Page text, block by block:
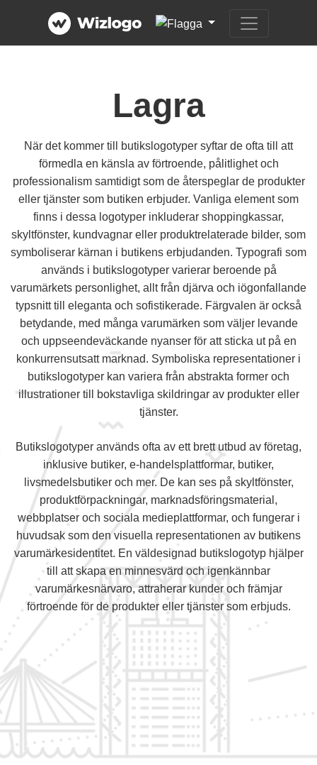
Lagra
När det kommer till butikslogotyper syftar de ofta till att
förmedla en känsla av förtroende, pålitlighet och
professionalism samtidigt som de återspeglar de produkter
eller tjänster som butiken erbjuder. Vanliga element som
finns i dessa logotyper inkluderar shoppingkassar,
skyltfönster, kundvagnar eller produktrelaterade bilder, som
symboliserar kärnan i butikens erbjudanden. Typografi som
används i butikslogotyper varierar beroende på
varumärkets personlighet, allt från djärva och iögonfallande
typsnitt till eleganta och sofistikerade. Färgvalen är också
betydande, med många varumärken som väljer levande
och uppseendeväckande nyanser för att sticka ut på en
konkurrensutsatt marknad. Symboliska representationer i
butikslogotyper kan variera från abstrakta former och
illustrationer till bokstavliga skildringar av produkter eller
tjänster.
Butikslogotyper används ofta av ett brett utbud av företag,
inklusive butiker, e-handelsplattformar, butiker,
livsmedelsbutiker och mer. De kan ses på skyltfönster,
produktförpackningar, marknadsföringsmaterial,
webbplatser och sociala medieplattformar, och fungerar i
huvudsak som den visuella representationen av butikens
varumärkesidentitet. En väldesignad butikslogotyp hjälper
till att skapa en minnesvärd och igenkännbar
varumärkesnärvaro, attraherar kunder och främjar
förtroende för de produkter eller tjänster som erbjuds.